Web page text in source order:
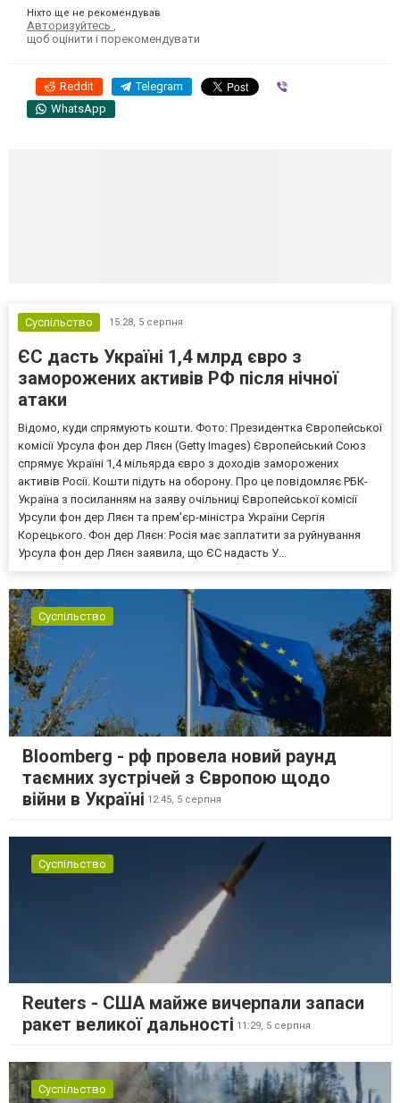
Ніхто ще не рекомендував
Авторизуйтесь ,
щоб оцінити і порекомендувати
Reddit Telegram
WhatsApp
Суспільство 15:28, 5 серпня
ЄС дасть Україні 1,4 млрд євро з
заморожених активів РФ після нічної
атаки
Відомо, куди спрямують кошти. Фото: Президентка Європейської
комісії Урсула фон дер Ляєн (Getty Images) Європейський Союз
спрямує Україні 1,4 мільярда євро з доходів заморожених
активів Росії. Кошти підуть на оборону. Про це повідомляє РБК-
Україна з посиланням на заяву очільниці Європейської комісії
Урсули фон дер Ляєн та прем'єр-міністра України Сергія
Корецького. Фон дер Ляєн: Росія має заплатити за руйнування
Урсула фон дер Ляєн заявила, що ЄС надасть У...
Суспільство
Bloomberg - рф провела новий раунд
таємних зустрічей з Європою щодо
війни в Україні 12:45, 5 серпня
Суспільство
Reuters - США майже вичерпали запаси
ракет великої дальності 11:29, 5 серпня
Суспільство